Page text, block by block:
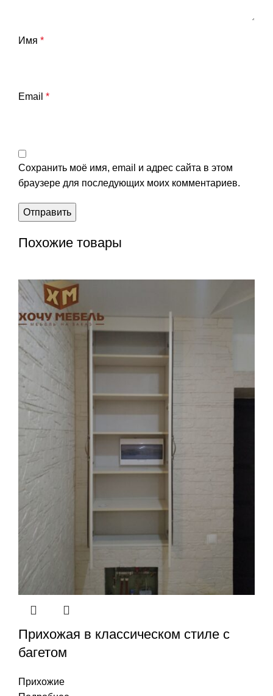
Имя *
Email *
Сохранить моё имя, email и адрес сайта в этом
браузере для последующих моих комментариев.
Похожие товары
Прихожая в классическом стиле с
багетом
Прихожие